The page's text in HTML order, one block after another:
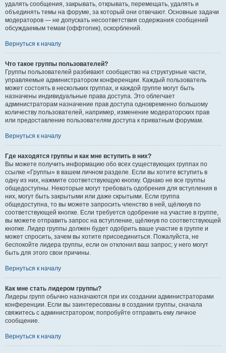
удалять сообщения, закрывать, открывать, перемещать, удалять и
объединять темы на форуме, за который они отвечают. Основные задачи
модераторов — не допускать несоответствия содержания сообщений
обсуждаемым темам (оффтопик), оскорблений.
Вернуться к началу
Что такое группы пользователей?
Группы пользователей разбивают сообщество на структурные части,
управляемые администратором конференции. Каждый пользователь
может состоять в нескольких группах, и каждой группе могут быть
назначены индивидуальные права доступа. Это облегчает
администраторам назначение прав доступа одновременно большому
количеству пользователей, например, изменение модераторских прав
или предоставление пользователям доступа к приватным форумам.
Вернуться к началу
Где находятся группы и как мне вступить в них?
Вы можете получить информацию обо всех существующих группах по
ссылке «Группы» в вашем личном разделе. Если вы хотите вступить в
одну из них, нажмите соответствующую кнопку. Однако не все группы
общедоступны. Некоторые могут требовать одобрения для вступления в
них, могут быть закрытыми или даже скрытыми. Если группа
общедоступна, то вы можете запросить членство в ней, щёлкнув по
соответствующей кнопке. Если требуется одобрение на участие в группе,
вы можете отправить запрос на вступление, щёлкнув по соответствующей
кнопке. Лидер группы должен будет одобрить ваше участие в группе и
может спросить, зачем вы хотите присоединиться. Пожалуйста, не
беспокойте лидера группы, если он отклонил ваш запрос; у него могут
быть для этого свои причины.
Вернуться к началу
Как мне стать лидером группы?
Лидеры групп обычно назначаются при их создании администраторами
конференции. Если вы заинтересованы в создании группы, сначала
свяжитесь с администратором; попробуйте отправить ему личное
сообщение.
Вернуться к началу